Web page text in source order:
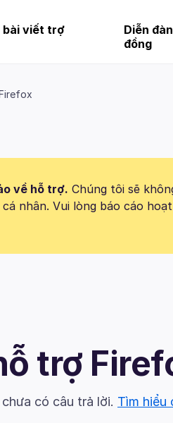
bài viết trợ
Diễn
đồng
về hỗ trợ. Chúng tôi sẽ
nhân. Vui lòng báo cáo
trợ
có câu trả lời. Tìm hiểu